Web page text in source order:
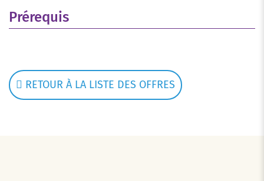
Prérequis
RETOUR À LA LISTE DES OFFRES